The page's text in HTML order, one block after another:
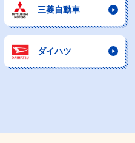
三菱自動車
ダイハツ